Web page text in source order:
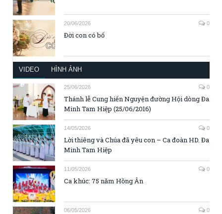
20/06/2026 0
Đời con có bố
VIDEO HÌNH ẢNH
25/06/2026 0
Thánh lễ Cung hiến Nguyện đường Hội dòng Đa
Minh Tam Hiệp (25/06/2016)
14/05/2026 0
Lời thiêng và Chúa đã yêu con – Ca đoàn HD. Đa
Minh Tam Hiệp
11/05/2026 0
Ca khúc: 75 năm Hồng Ân
06/05/2026 0